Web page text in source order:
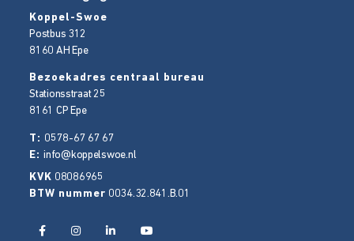
Koppel-Swoe
Postbus 312
8160 AH Epe
Bezoekadres centraal bureau
Stationsstraat 25
8161 CP Epe
T: 0578-67 67 67
E:info@koppelswoe.nl
KVK 08086965
BTW nummer 0034.32.841.B.01